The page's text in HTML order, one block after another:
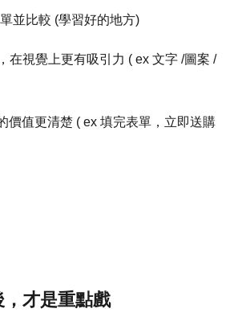
並比較 (學習好的地方)
在視覺上更有吸引力 ( ex 文字 /圖案 /
價值更清楚 ( ex 填完表單，立即送購
才是重點戲